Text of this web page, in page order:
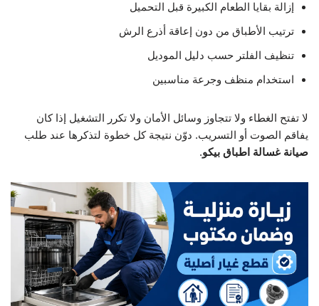
إزالة بقايا الطعام الكبيرة قبل التحميل
ترتيب الأطباق من دون إعاقة أذرع الرش
تنظيف الفلتر حسب دليل الموديل
استخدام منظف وجرعة مناسبين
لا تفتح الغطاء ولا تتجاوز وسائل الأمان ولا تكرر التشغيل إذا كان
يفاقم الصوت أو التسريب. دوّن نتيجة كل خطوة لتذكرها عند طلب
صيانة غسالة اطباق بيكو.